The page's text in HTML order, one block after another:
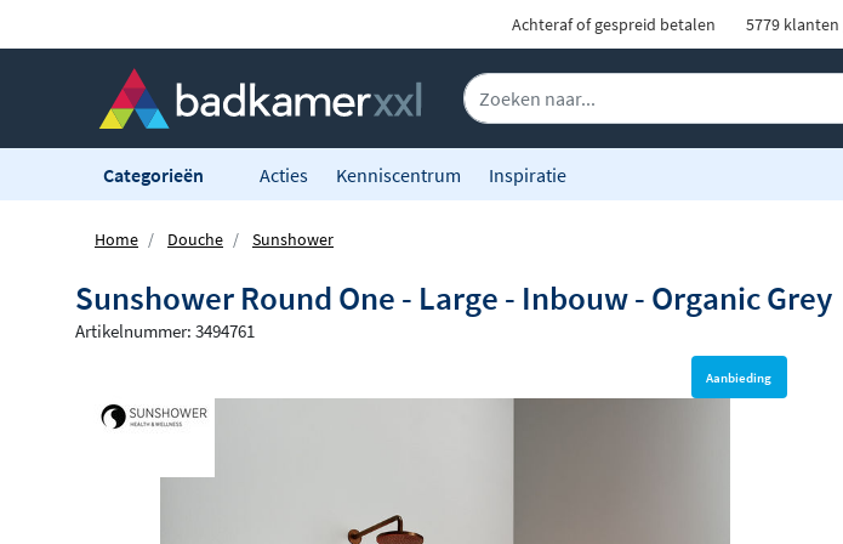
Achteraf of gespreid betalen 5779 klanten
Categorieën Acties Kenniscentrum Inspiratie
Home Douche Sunshower
Sunshower Round One - Large - Inbouw - Organic Grey
Artikelnummer: 3494761
Aanbieding